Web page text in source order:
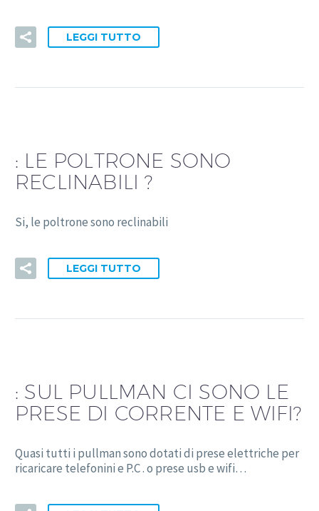
LEGGI TUTTO
: LE POLTRONE SONO
RECLINABILI ?
Si, le poltrone sono reclinabili
LEGGI TUTTO
: SUL PULLMAN CI SONO LE
PRESE DI CORRENTE E WIFI?
Quasi tutti i pullman sono dotati di prese elettriche per
ricaricare telefonini e P.C . o prese usb e wifi…